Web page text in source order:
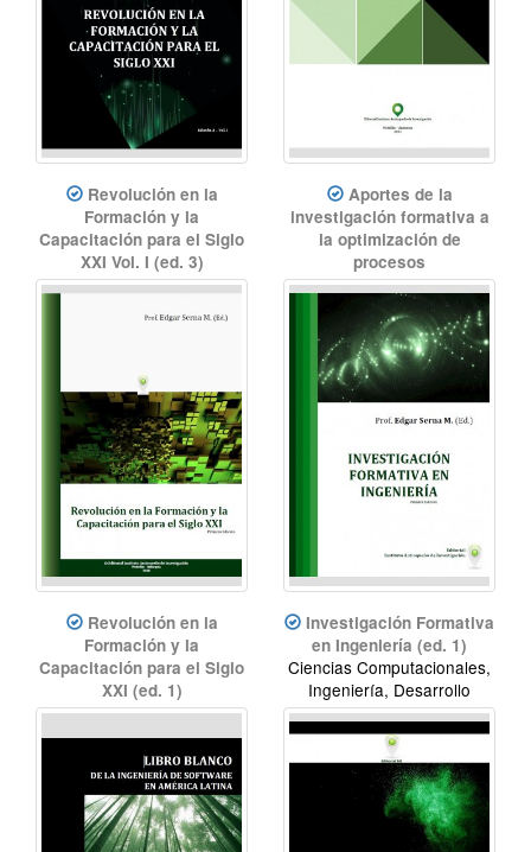
Revolución en la
Formación y la
Capacitación para el Siglo
XXI Vol. I (ed. 3)
Educación, innovación
educativa, innovación
Aportes de la
investigación formativa a
la optimización de
procesos
Ingeniería Industrial,
investigación formativa,
optimización de procesos,
Manufactura
Revolución en la
Formación y la
Capacitación para el Siglo
XXI (ed. 1)
Educación, Innovación
educativa, Innovación
didáctica, Formación
Investigación Formativa
en Ingeniería (ed. 1)
Ciencias Computacionales,
Ingeniería, Desarrollo